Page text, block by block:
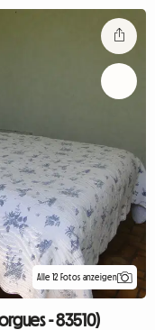
Alle 12 Fotos anzeigen
- 83510)